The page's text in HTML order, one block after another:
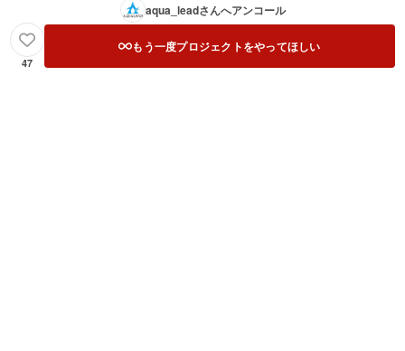
aqua_leadさんへアンコール
47
もう一度プロジェクトをやってほしい